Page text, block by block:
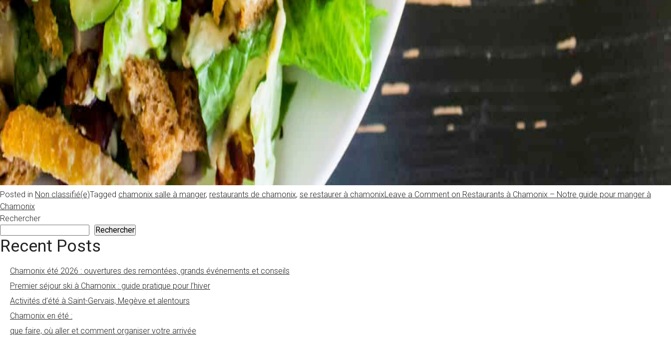
Posted in Non classifié(e)Tagged chamonix salle à manger, restaurants de chamonix, se restaurer à chamonixLeave a Comment on Restaurants à Chamonix – Notre guide pour manger à
Chamonix
Rechercher
Rechercher
Recent Posts
Chamonix été 2026 : ouvertures des remontées, grands événements et conseils
Premier séjour ski à Chamonix : guide pratique pour l’hiver
Activités d’été à Saint-Gervais, Megève et alentours
Chamonix en été :
que faire, où aller et comment organiser votre arrivée